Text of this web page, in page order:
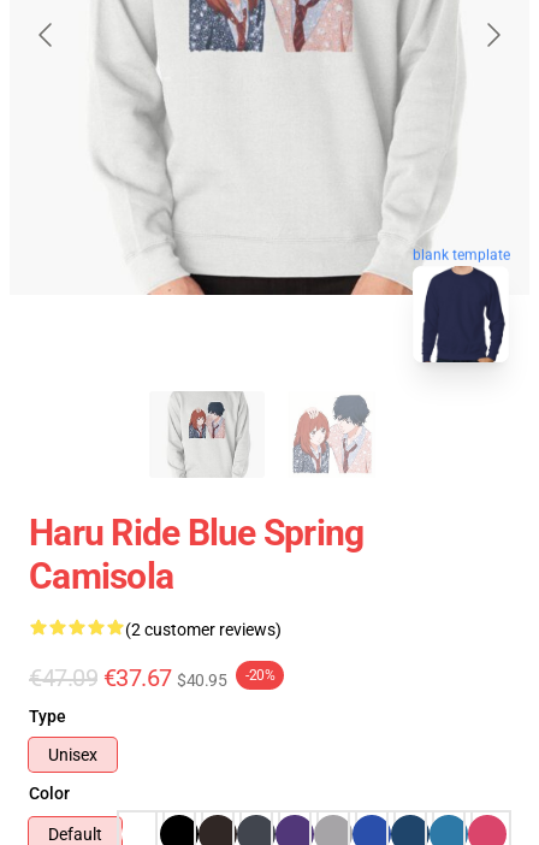
blank template
Haru Ride Blue Spring
Camisola
(2 customer reviews)
€47.09 €37.67 $40.95 -20%
Type
Unisex
Color
Default